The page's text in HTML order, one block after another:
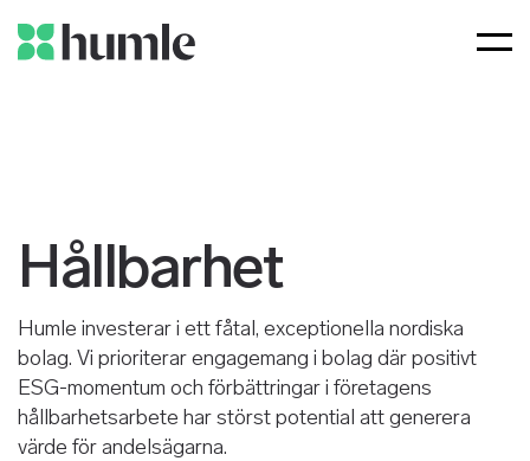
Hållbarhet
Humle investerar i ett fåtal, exceptionella nordiska
bolag. Vi prioriterar engagemang i bolag där positivt
ESG-momentum och förbättringar i företagens
hållbarhetsarbete har störst potential att generera
värde för andelsägarna.